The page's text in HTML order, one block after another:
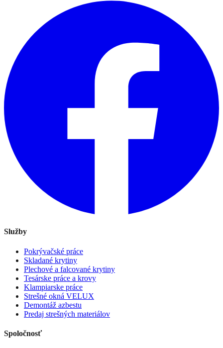
Služby
Pokrývačské práce
Skladané krytiny
Plechové a falcované krytiny
Tesárske práce a krovy
Klampiarske práce
Strešné okná VELUX
Demontáž azbestu
Predaj strešných materiálov
Spoločnosť